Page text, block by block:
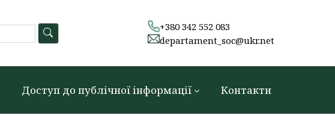
+380 342 552 083
departament_soc@ukr.net
Доступ до публічної інформації Контакти